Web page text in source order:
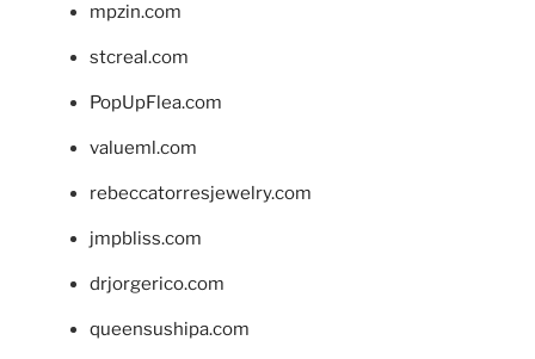
mpzin.com
stcreal.com
PopUpFlea.com
valueml.com
rebeccatorresjewelry.com
jmpbliss.com
drjorgerico.com
queensushipa.com